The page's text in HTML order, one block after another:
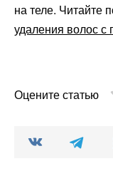
на теле. Читайте
удаления волос
Оцените статью